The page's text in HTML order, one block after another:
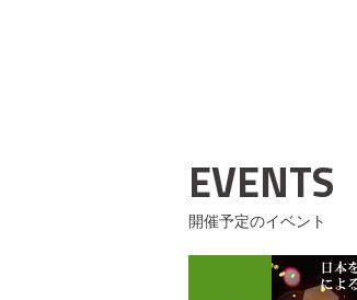
EVENTS
開催予定のイベント